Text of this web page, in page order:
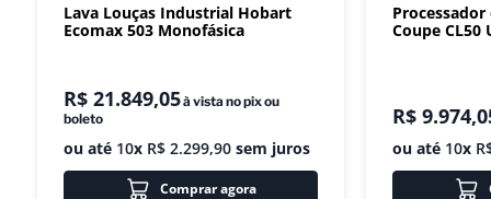
Lava Louças Industrial Hobart
Ecomax 503 Monofásica
R$ 21.849,05à vista no pix ou
boleto
ou até 10x R$ 2.299,90 sem juros
Comprar agora
Coupe CL50
R$ 9.974,
ou até 10x